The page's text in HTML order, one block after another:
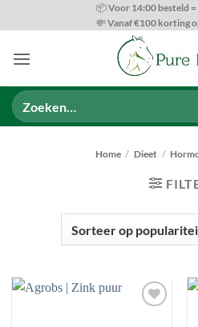
naar
📦 Voor 14:00 besteld
💸 Vanaf €100 korting
Zoeken
naar:
Home / Dieet /